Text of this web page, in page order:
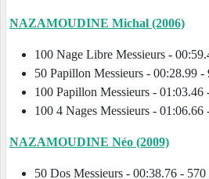
NAZAMOUDINE Michal (2006)
100 Nage Libre Messieurs -
50 Papillon Messieurs -
100 Papillon Messieurs -
100 4 Nages Messieurs -
NAZAMOUDINE Néo (2009)
50 Dos Messieurs - 00:38.76 -